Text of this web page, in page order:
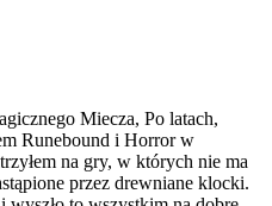
Miecza, Po latach,
Runebound i Horror w
na gry, w których nie ma
przez drewniane klocki.